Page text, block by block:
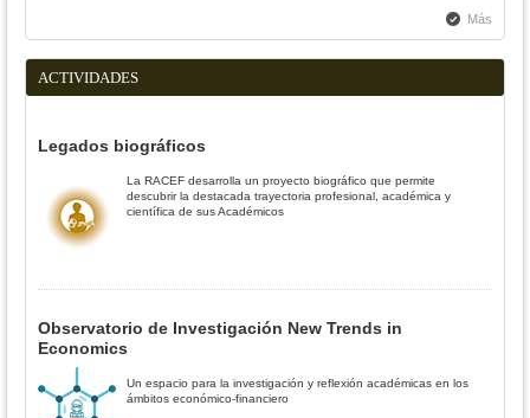
Más
ACTIVIDADES
Legados biográficos
La RACEF desarrolla un proyecto biográfico que permite
descubrir la destacada trayectoria profesional, académica y
científica de sus Académicos
Observatorio de Investigación New Trends in
Economics
Un espacio para la investigación y reflexión académicas en los
ámbitos económico-financiero